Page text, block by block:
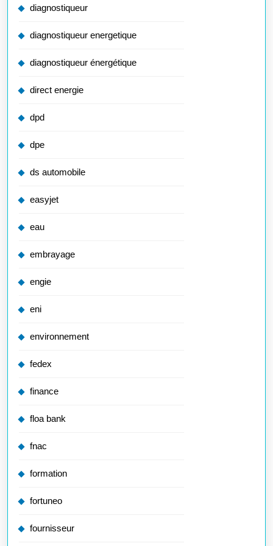
diagnostiqueur
diagnostiqueur energetique
diagnostiqueur énergétique
direct energie
dpd
dpe
ds automobile
easyjet
eau
embrayage
engie
eni
environnement
fedex
finance
floa bank
fnac
formation
fortuneo
fournisseur